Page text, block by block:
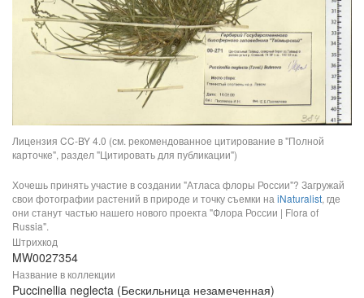
Лицензия CC-BY 4.0 (см. рекомендованное цитирование в "Полной
карточке", раздел "Цитировать для публикации")
Хочешь принять участие в создании "Атласа флоры России"? Загружай
свои фотографии растений в природе и точку съемки наiNaturalist, где
они станут частью нашего нового проекта "Флора России | Flora of
Russia".
Штрихкод
MW0027354
Название в коллекции
Puccinellia neglecta (Бескильница незамеченная)